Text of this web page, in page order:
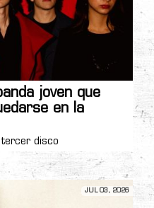
joven que
en la
disco
JUL 03, 2026